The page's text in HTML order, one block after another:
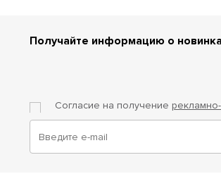
Получайте информацию о
Согласие на получение